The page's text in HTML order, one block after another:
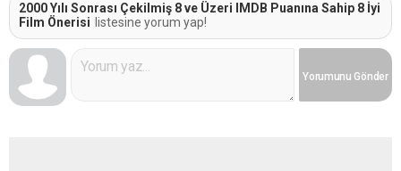
2000 Yılı Sonrası Çekilmiş 8 ve Üzeri IMDB Puanına Sahip 8 İyi
Film Önerisi listesine yorum yap!
Yorumunu Gönder